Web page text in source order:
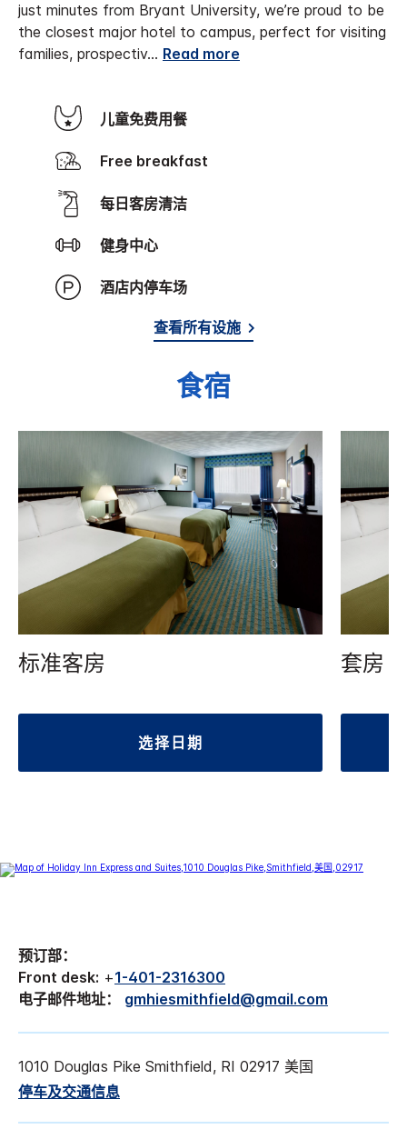
just minutes from Bryant University, we’re proud to be
the closest major hotel to campus, perfect for visiting
families, prospectiv... Read more
儿童免费用餐
Free breakfast
每日客房清洁
健身中心
酒店内停车场
查看所有设施
食宿
标准客房
选择日期
套房
预订部：
Front desk: +1-401-2316300
电子邮件地址：
gmhiesmithfield@gmail.com
1010 Douglas Pike Smithfield, RI 02917 美国
停车及交通信息